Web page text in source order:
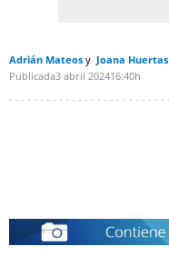
Adrián Mateos
Joana Huertas
Publicada3 abril 202416:40h